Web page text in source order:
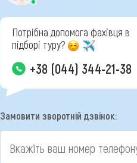
Потрібна допомога фахівця в
підборі туру?
+38 (044) 344-21-38
Замовити зворотній дзвінок: